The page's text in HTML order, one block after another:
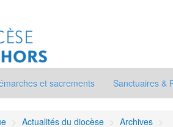
et sacrements Sanctuaires &
> Actualités du diocèse > Archives >